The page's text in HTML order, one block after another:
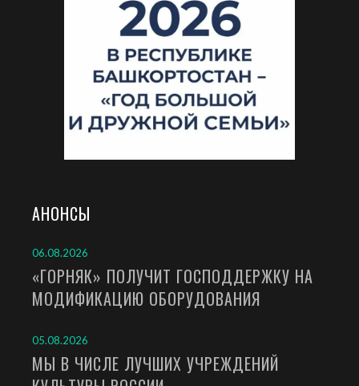
АНОНСЫ
06.08.2026
«ГОРНЯК» ПОЛУЧИТ ГОСПОДДЕРЖКУ НА
МОДИФИКАЦИЮ ОБОРУДОВАНИЯ
05.08.2026
МЫ В ЧИСЛЕ ЛУЧШИХ УЧРЕЖДЕНИЙ